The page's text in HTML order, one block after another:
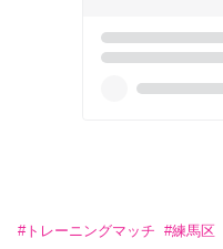
#トレーニングマッチ #練馬区